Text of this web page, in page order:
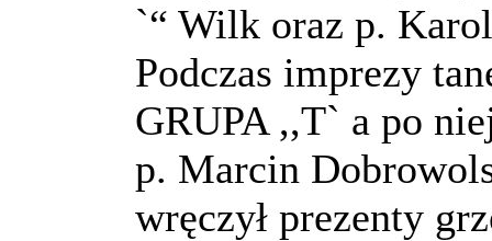
`“ Wilk oraz p.
Podczas imprezy
GRUPA ,,T` a po
p. Marcin
wręczył prezenty